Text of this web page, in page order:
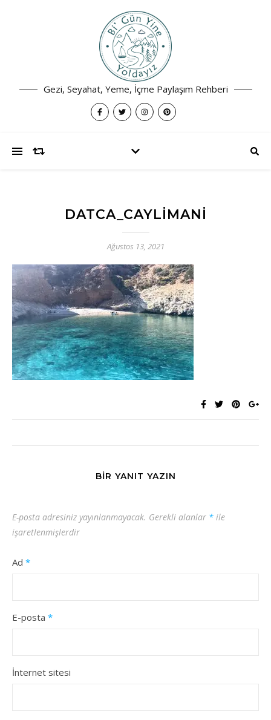
Gezi, Seyahat, Yeme, İçme Paylaşım Rehberi
DATCA_CAYLIMANI
Ağustos 13, 2021
BIR YANIT YAZIN
E-posta adresiniz yayınlanmayacak. Gerekli alanlar * ile
işaretlenmişlerdir
Ad *
E-posta *
İnternet sitesi